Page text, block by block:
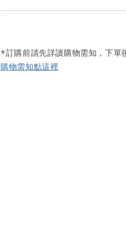
*訂購前請先詳讀購物需知，下單
購物需知點這裡